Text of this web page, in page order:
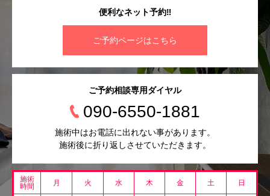
便利なネット予約‼︎
ご予約ページはこちら
ご予約相談専用ダイヤル
090-6550-1881
施術中はお電話に出れない事があります。
施術後に折り返しさせていただきます。
施術
時間
月 火 水 木 金 土 日